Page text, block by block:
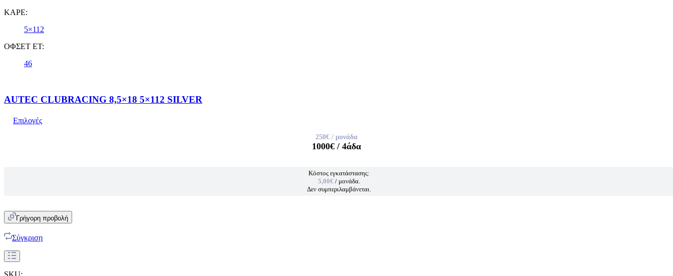
ΚΑΡΕ:
5×112
ΟΦΣΕΤ ET:
46
AUTEC CLUBRACING 8,5×18 5×112 SILVER
Επιλογές
250€ / μονάδα
1000€ / 4άδα
Κόστος εγκατάστασης:
5,00€ / μονάδα.
Δεν συμπεριλαμβάνεται.
Γρήγορη προβολή
Σύγκριση
SKU: